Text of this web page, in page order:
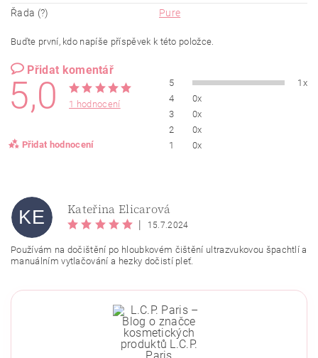
Řada (?)
Pure
Buďte první, kdo napíše příspěvek k této položce.
Přidat komentář
5,0 1 hodnocení
Přidat hodnocení
5
1x
4
0x
3
0x
2
0x
1
0x
KE Kateřina Elicarová
| 15.7.2024
Používám na dočištění po hloubkovém čištění ultrazvukovou špachtlí a
manuálním vytlačování a hezky dočistí pleť.